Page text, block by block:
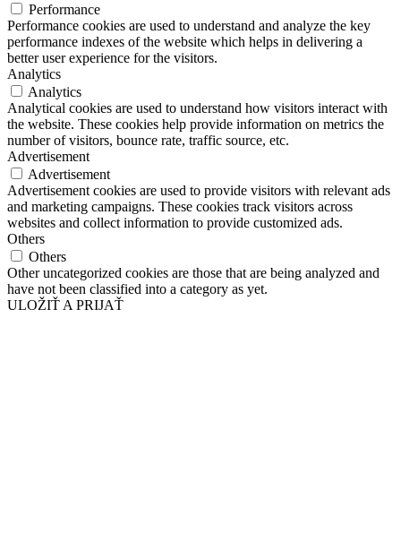
Performance
Performance cookies are used to understand and analyze the key
performance indexes of the website which helps in delivering a
better user experience for the visitors.
Analytics
Analytics
Analytical cookies are used to understand how visitors interact with
the website. These cookies help provide information on metrics the
number of visitors, bounce rate, traffic source, etc.
Advertisement
Advertisement
Advertisement cookies are used to provide visitors with relevant ads
and marketing campaigns. These cookies track visitors across
websites and collect information to provide customized ads.
Others
Others
Other uncategorized cookies are those that are being analyzed and
have not been classified into a category as yet.
ULOŽIŤ A PRIJAŤ